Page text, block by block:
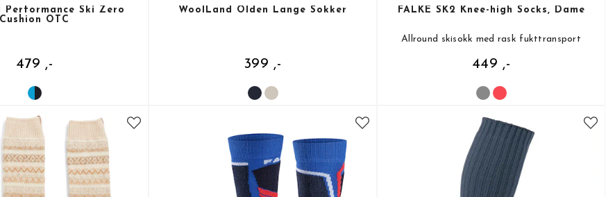
Performance Ski Zero
Cushion OTC
479 ,-
WoolLand Olden Lange Sokker
399 ,-
FALKE SK2 Knee-high Socks, Dame
Allround skisokk med rask fukttransport
449 ,-